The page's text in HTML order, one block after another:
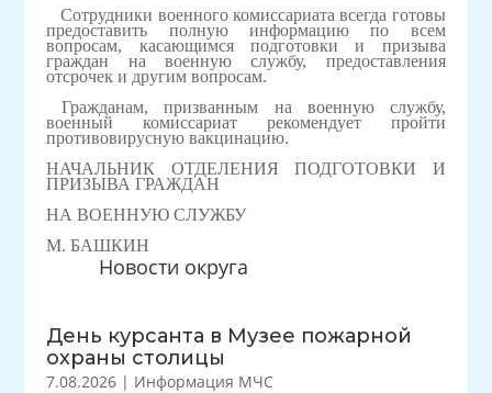
Новости округа
День курсанта в Музее пожарной
охраны столицы
7.08.2026 | Информация МЧС
Сотрудники военного комиссариата всегда готовы
предоставить полную информацию по всем
вопросам, касающимся подготовки и призыва
граждан на военную службу, предоставления
отсрочек и другим вопросам.
Гражданам, призванным на военную службу,
военный комиссариат рекомендует пройти
противовирусную вакцинацию.
НАЧАЛЬНИК ОТДЕЛЕНИЯ ПОДГОТОВКИ И
ПРИЗЫВА ГРАЖДАН
НА ВОЕННУЮ СЛУЖБУ
М. БАШКИН